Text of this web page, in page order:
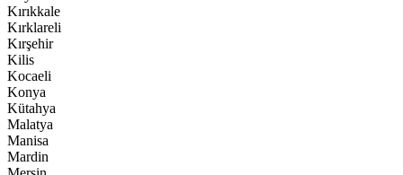
Kırıkkale
Kırklareli
Kırşehir
Kilis
Kocaeli
Konya
Kütahya
Malatya
Manisa
Mardin